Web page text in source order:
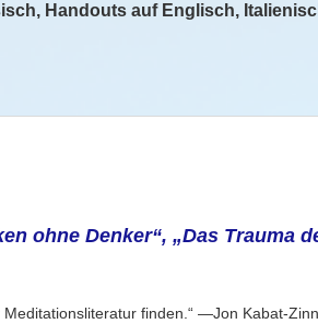
Handouts auf Englisch,
ohne Denker“, „Das Trauma
finden.“ —Jon Kabat-